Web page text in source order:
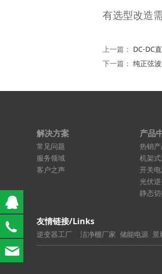
有选型改造
上一篇： DC-DC
下一篇： 纯正弦
解决方案
常见问题
服务领域
客户之声
产品
热销
机架
开关
光伏
静态
友情链接/Links
逆变器工厂 洁净棚厂家 储能电源 景
钟18822867572